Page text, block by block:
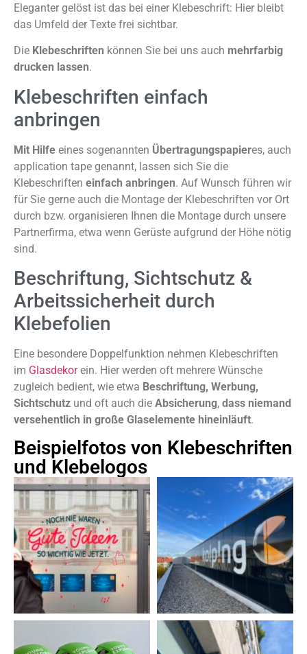
Eleganter gelöst ist das bei einer Klebeschrift: Hier bleibt
das Umfeld der Texte frei sichtbar.
Die Klebeschriften können Sie bei uns auch mehrfarbig
drucken lassen.
Klebeschriften einfach
anbringen
Mit Hilfe eines sogenannten Übertragungspapieres, auch
application tape genannt, lassen sich Sie die
Klebeschriften einfach anbringen. Auf Wunsch führen wir
für Sie gerne auch die Montage der Klebeschriften vor Ort
durch bzw. organisieren Ihnen die Montage durch unsere
Partnerfirma, etwa wenn Gerüste aufgrund der Höhe nötig
sind.
Beschriftung, Sichtschutz &
Arbeitssicherheit durch
Klebefolien
Eine besondere Doppelfunktion nehmen Klebeschriften
im Glasdekorein. Hier werden oft mehrere Wünsche
zugleich bedient, wie etwa Beschriftung, Werbung,
Sichtschutz und oft auch die Absicherung, dass niemand
versehentlich in große Glaselemente hineinläuft.
Beispielfotos von Klebeschriften
und Klebelogos